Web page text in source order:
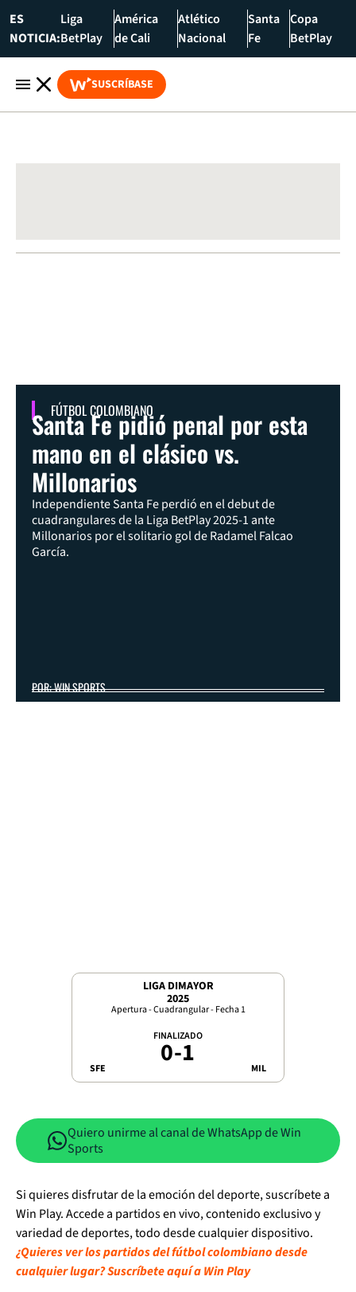
ES
NOTICIA:
Liga
BetPlay
América
de Cali
Atlético
Nacional
Santa
Fe
Copa
BetPlay
SUSCRÍBASE
FÚTBOL COLOMBIANO
Santa Fe pidió penal por esta
mano en el clásico vs.
Millonarios
Independiente Santa Fe perdió en el debut de
cuadrangulares de la Liga BetPlay 2025-1 ante
Millonarios por el solitario gol de Radamel Falcao
García.
POR: WIN SPORTS
LIGA DIMAYOR
2025
Apertura - Cuadrangular - Fecha 1
SFE
FINALIZADO
0-1 MIL
Quiero unirme al canal de WhatsApp de Win
Sports
Si quieres disfrutar de la emoción del deporte, suscríbete a
Win Play. Accede a partidos en vivo, contenido exclusivo y
variedad de deportes, todo desde cualquier dispositivo.
¿Quieres ver los partidos del fútbol colombiano desde
cualquier lugar? Suscríbete aquí a Win Play